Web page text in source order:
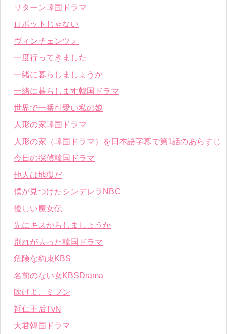
リターン韓国ドラマ
ロボットじゃない
ヴィンチェンツォ
一度行ってきました
一緒に暮らしましょうか
一緒に暮らします韓国ドラマ
世界で一番可愛い私の娘
人形の家韓国ドラマ
人形の家（韓国ドラマ）を日本語字幕で第1話のあらすじ
今日の探偵韓国ドラマ
他人は地獄だ
僕が見つけたシンデレラNBC
優しい魔女伝
先にキスからしましょうか
別れが去った韓国ドラマ
危険な約束KBS
名前のない女KBSDrama
吹けよ、ミプン
哲仁王后TvN
大君韓国ドラマ